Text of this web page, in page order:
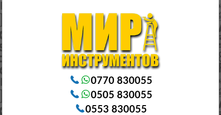
0770 830055
0505 830055
0553 830055